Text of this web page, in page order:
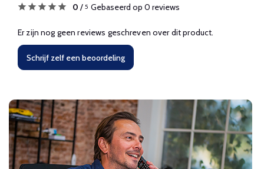
0 / 5 Gebaseerd op 0 reviews
Er zijn nog geen reviews geschreven over dit product.
Schrijf zelf een beoordeling